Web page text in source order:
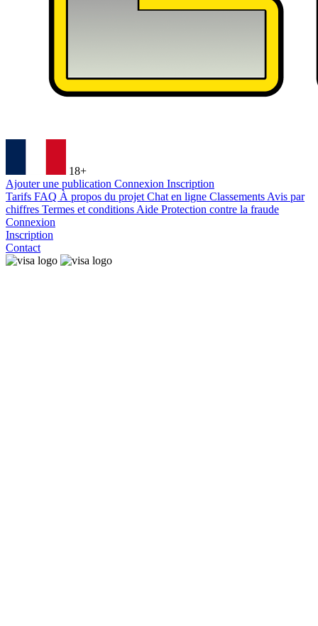
18+
Ajouter une publication Connexion Inscription
Tarifs FAQ À propos du projet Chat en ligne Classements Avis par
chiffres Termes et conditions Aide Protection contre la fraude
Connexion
Inscription
Contact